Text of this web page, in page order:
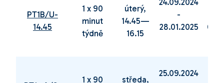
PT1B/U-
14.45
1 x 90
minut
týdně
úterý,
14.45—
16.15
24.09.2024
-
28.01.2025
1 x 90 středa,
25.09.2024